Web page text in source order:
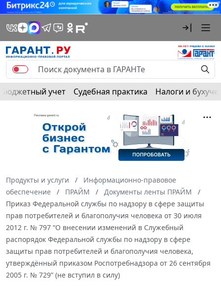
Бюджетный учет Судебная практика Налоги и
Продукты и услуги
Информационно-правовое
обеспечение
ПРАЙМ
Документы ленты ПРАЙМ
Приказ Федеральной службы по надзору в сфере защиты
прав потребителей и благополучия человека от 30 июля
2012 г. № 797 “О внесении изменений в Служебный
распорядок Федеральной службы по надзору в сфере
защиты прав потребителей и благополучия человека,
утверждённый приказом Роспотребнадзора от 26 сентября
2005 г. № 729” (не вступил в силу)